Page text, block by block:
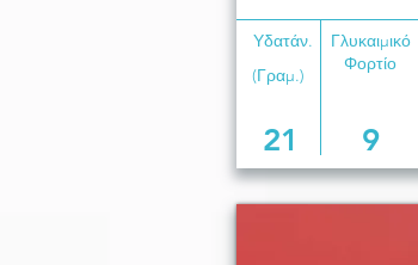
Υδατάν.
Γλυκαιμικό
Φορτίο
(Γραμ.)
21 9